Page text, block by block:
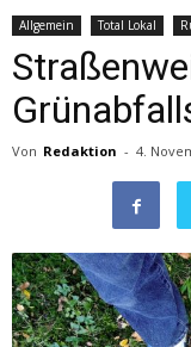
Allgemein Total Lokal
Von Redaktion - 4.